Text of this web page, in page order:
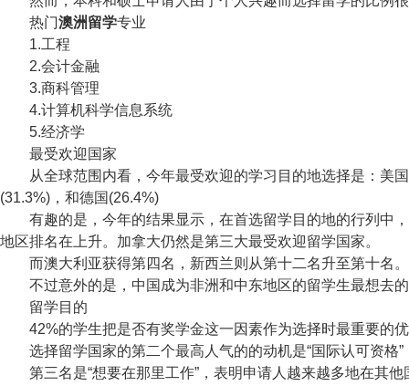
热门澳洲留学专业
1.工程
2.会计金融
3.商科管理
4.计算机科学信息系统
5.经济学
最受欢迎国家
从全球范围内看，今年最受欢迎的学习目的地选择是：美国
(31.3%)，和德国(26.4%)
有趣的是，今年的结果显示，在首选留学目的地的行列中，
地区排名在上升。加拿大仍然是第三大最受欢迎留学国家。
而澳大利亚获得第四名，新西兰则从第十二名升至第十名。
不过意外的是，中国成为非洲和中东地区的留学生最想去
留学目的
42%的学生把是否有奖学金这一因素作为选择时最重要的
选择留学国家的第二个最高人气的的动机是“国际认可资格”
第三名是“想要在那里工作”，表明申请人越来越多地在其他